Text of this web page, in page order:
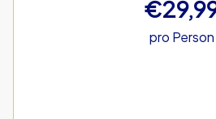
pro Person